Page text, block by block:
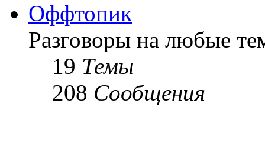
Оффтопик
Разговоры на любые
19 Темы
208 Сообщения